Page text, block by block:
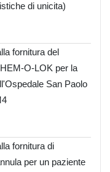
di unicita)
fornitura del
O-LOK per la
San Paolo
fornitura di
per un paziente